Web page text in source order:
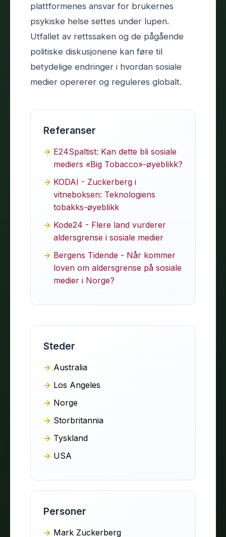
plattformenes ansvar for brukernes
psykiske helse settes under lupen.
Utfallet av rettssaken og de pågående
politiske diskusjonene kan føre til
betydelige endringer i hvordan sosiale
medier opererer og reguleres globalt.
Referanser
E24Spaltist: Kan dette bli sosiale
mediers «Big Tobacco»-øyeblikk?
KODAI - Zuckerberg i
vitneboksen: Teknologiens
tobakks-øyeblikk
Kode24 - Flere land vurderer
aldersgrense i sosiale medier
Bergens Tidende - Når kommer
loven om aldersgrense på sosiale
medier i Norge?
Steder
Australia
Los Angeles
Norge
Storbritannia
Tyskland
USA
Personer
Mark Zuckerberg